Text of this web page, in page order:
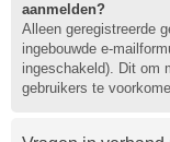
aanmelden?
Alleen geregistreerde
ingebouwde e-
ingeschakeld). Dit om
gebruikers te